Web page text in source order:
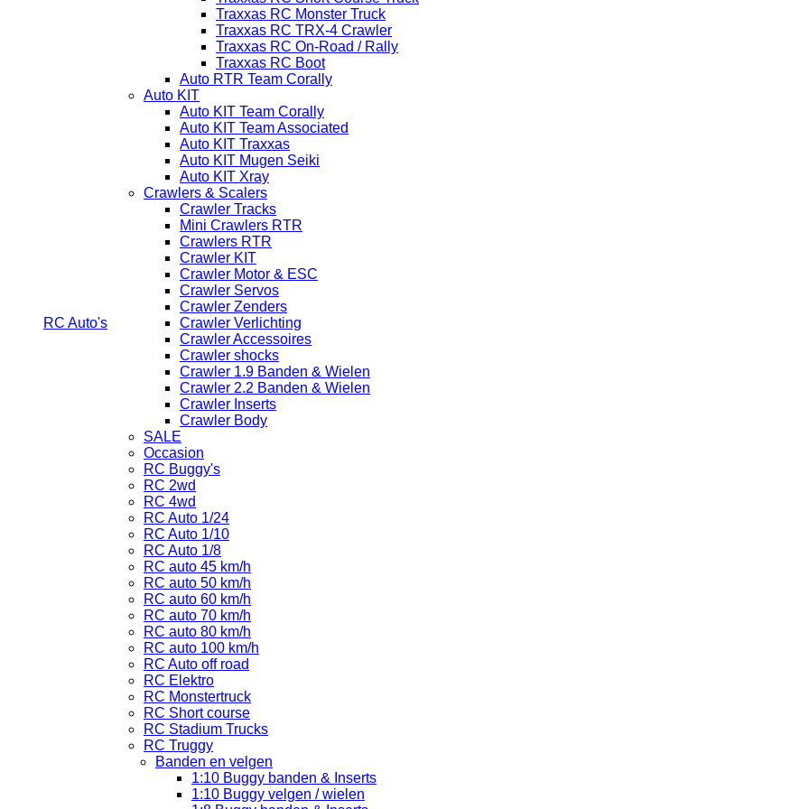
RC Auto's
Traxxas RC Monster Truck
Traxxas RC TRX-4 Crawler
Traxxas RC On-Road / Rally
Traxxas RC Boot
Auto RTR Team Corally
Auto KIT
Auto KIT Team Corally
Auto KIT Team Associated
Auto KIT Traxxas
Auto KIT Mugen Seiki
Auto KIT Xray
Crawlers & Scalers
Crawler Tracks
Mini Crawlers RTR
Crawlers RTR
Crawler KIT
Crawler Motor & ESC
Crawler Servos
Crawler Zenders
Crawler Verlichting
Crawler Accessoires
Crawler shocks
Crawler 1.9 Banden & Wielen
Crawler 2.2 Banden & Wielen
Crawler Inserts
Crawler Body
SALE
Occasion
RC Buggy's
RC 2wd
RC 4wd
RC Auto 1/24
RC Auto 1/10
RC Auto 1/8
RC auto 45 km/h
RC auto 50 km/h
RC auto 60 km/h
RC auto 70 km/h
RC auto 80 km/h
RC auto 100 km/h
RC Auto off road
RC Elektro
RC Monstertruck
RC Short course
RC Stadium Trucks
RC Truggy
Banden en velgen
1:10 Buggy banden & Inserts
1:10 Buggy velgen / wielen